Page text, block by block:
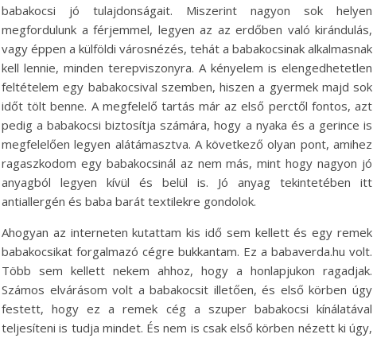
babakocsi jó tulajdonságait. Miszerint nagyon sok helyen
megfordulunk a férjemmel, legyen az az erdőben való kirándulás,
vagy éppen a külföldi városnézés, tehát a babakocsinak alkalmasnak
kell lennie, minden terepviszonyra. A kényelem is elengedhetetlen
feltételem egy babakocsival szemben, hiszen a gyermek majd sok
időt tölt benne. A megfelelő tartás már az első perctől fontos, azt
pedig a babakocsi biztosítja számára, hogy a nyaka és a gerince is
megfelelően legyen alátámasztva. A következő olyan pont, amihez
ragaszkodom egy babakocsinál az nem más, mint hogy nagyon jó
anyagból legyen kívül és belül is. Jó anyag tekintetében itt
antiallergén és baba barát textilekre gondolok.
Ahogyan az interneten kutattam kis idő sem kellett és egy remek
babakocsikat forgalmazó cégre bukkantam. Ez a babaverda.hu volt.
Több sem kellett nekem ahhoz, hogy a honlapjukon ragadjak.
Számos elvárásom volt a babakocsit illetően, és első körben úgy
festett, hogy ez a remek cég a szuper babakocsi kínálatával
teljesíteni is tudja mindet. És nem is csak első körben nézett ki úgy,